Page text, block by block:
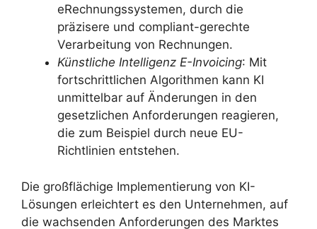
eRechnungssystemen, durch die
präzisere und compliant-gerechte
Verarbeitung von Rechnungen.
Künstliche Intelligenz E-Invoicing: Mit
fortschrittlichen Algorithmen kann KI
unmittelbar auf Änderungen in den
gesetzlichen Anforderungen reagieren,
die zum Beispiel durch neue EU-
Richtlinien entstehen.
Die großflächige Implementierung von KI-
Lösungen erleichtert es den Unternehmen, auf
die wachsenden Anforderungen des Marktes